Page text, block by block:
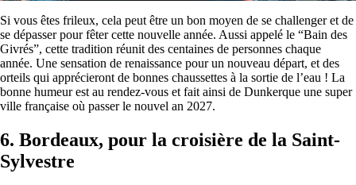
Si vous êtes frileux, cela peut être un bon moyen de se challenger et de
se dépasser pour fêter cette nouvelle année. Aussi appelé le “Bain des
Givrés”, cette tradition réunit des centaines de personnes chaque
année. Une sensation de renaissance pour un nouveau départ, et des
orteils qui apprécieront de bonnes chaussettes à la sortie de l’eau ! La
bonne humeur est au rendez-vous et fait ainsi de Dunkerque une super
ville française où passer le nouvel an 2027.
6. Bordeaux, pour la croisière de la Saint-
Sylvestre